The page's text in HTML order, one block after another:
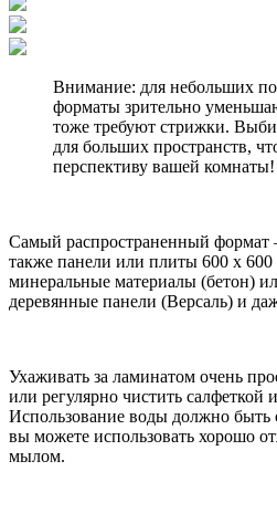
Внимание: для небольших
форматы зрительно
тоже требуют стрижки.
для больших пространств,
перспективу вашей комнаты!
Самый распространенный формат
также панели или плиты 600 х
минеральные материалы (бетон)
деревянные панели (Версаль) и
Ухаживать за ламинатом очень
или регулярно чистить салфеткой
Использование воды должно
вы можете использовать хорошо
мылом.